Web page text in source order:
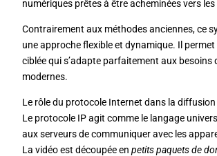
numériques prêtes à être acheminées vers
Contrairement aux méthodes anciennes, ce
une approche flexible et dynamique. Il
ciblée qui s’adapte parfaitement aux besoins
modernes.
Le rôle du protocole Internet dans la diffusion
Le protocole IP agit comme le langage
aux serveurs de communiquer avec les
La vidéo est découpée en petits paquets de